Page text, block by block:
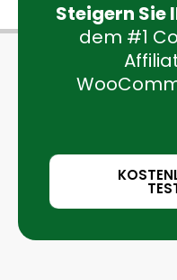
Steigern Sie
dem #1